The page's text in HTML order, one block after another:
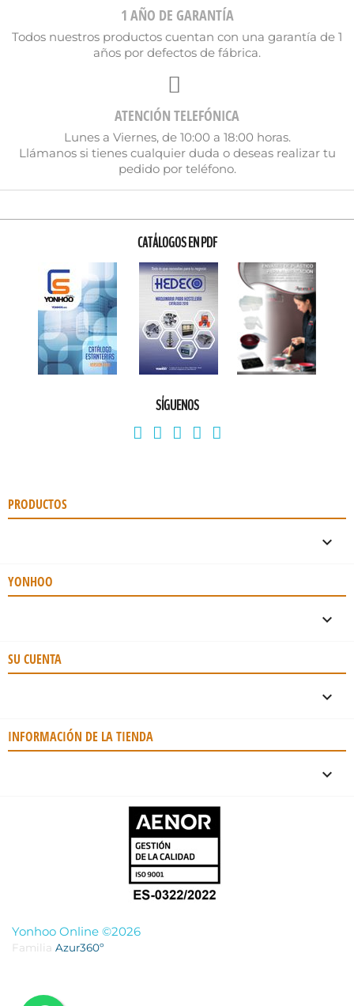
1 AÑO DE GARANTÍA
Todos nuestros productos cuentan con una garantía de 1
años por defectos de fábrica.
ATENCIÓN TELEFÓNICA
Lunes a Viernes, de 10:00 a 18:00 horas.
Llámanos si tienes cualquier duda o deseas realizar tu
pedido por teléfono.
CATÁLOGOS EN PDF
SÍGUENOS
PRODUCTOS

YONHOO

SU CUENTA

INFORMACIÓN DE LA TIENDA
keyboard_arrow_down
Yonhoo Online ©2026
Familia Azur360º